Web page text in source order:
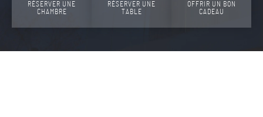
RÉSERVER UNE
CHAMBRE
RÉSERVER UNE
TABLE
OFFRIR UN BON
CADEAU